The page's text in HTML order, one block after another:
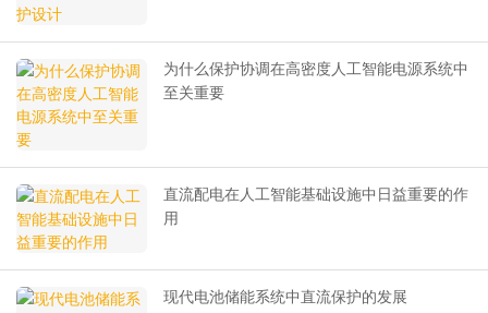
为什么保护协调在高密度人工智能电源系统中
至关重要
直流配电在人工智能基础设施中日益重要的作
用
现代电池储能系统中直流保护的发展